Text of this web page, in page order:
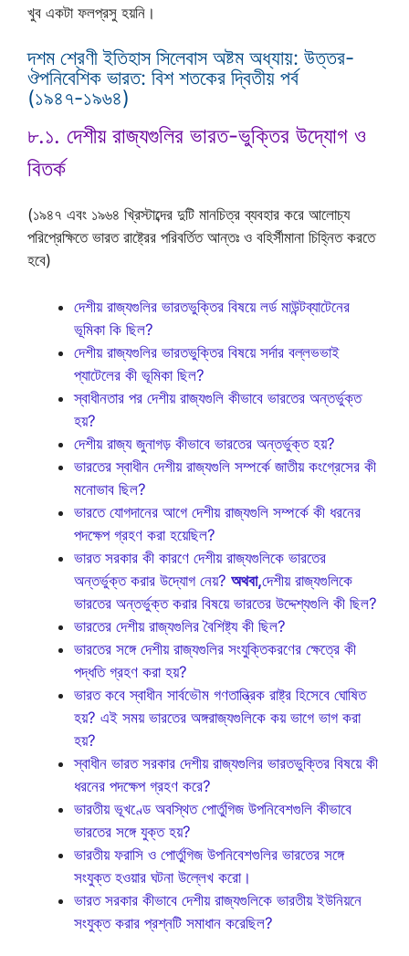
খুব একটা ফলপ্রসু হয়নি।
দশম শ্রেণী ইতিহাস সিলেবাস অষ্টম অধ্যায়: উত্তর-
ঔপনিবেশিক ভারত: বিশ শতকের দ্বিতীয় পর্ব
(১৯৪৭-১৯৬৪)
৮.১. দেশীয় রাজ্যগুলির ভারত-ভুক্তির উদ্যোগ ও
বিতর্ক
(১৯৪৭ এবং ১৯৬৪ খ্রিস্টাব্দের দুটি মানচিত্র ব্যবহার করে আলোচ্য
পরিপ্রেক্ষিতে ভারত রাষ্ট্রের পরিবর্তিত আন্তঃ ও বহির্সীমানা চিহ্নিত করতে
হবে)
দেশীয় রাজ্যগুলির ভারতভুক্তির বিষয়ে লর্ড মাউন্টব্যাটেনের
ভূমিকা কি ছিল?
দেশীয় রাজ্যগুলির ভারতভুক্তির বিষয়ে সর্দার বল্লভভাই
প্যাটেলের কী ভূমিকা ছিল?
স্বাধীনতার পর দেশীয় রাজ্যগুলি কীভাবে ভারতের অন্তর্ভুক্ত
হয়?
দেশীয় রাজ্য জুনাগড় কীভাবে ভারতের অন্তর্ভুক্ত হয়?
ভারতের স্বাধীন দেশীয় রাজ্যগুলি সম্পর্কে জাতীয় কংগ্রেসের কী
মনোভাব ছিল?
ভারতে যোগদানের আগে দেশীয় রাজ্যগুলি সম্পর্কে কী ধরনের
পদক্ষেপ গ্রহণ করা হয়েছিল?
ভারত সরকার কী কারণে দেশীয় রাজ্যগুলিকে ভারতের
অন্তর্ভুক্ত করার উদ্যোগ নেয়? অথবা,দেশীয় রাজ্যগুলিকে
ভারতের অন্তর্ভুক্ত করার বিষয়ে ভারতের উদ্দেশ্যগুলি কী ছিল?
ভারতের দেশীয় রাজ্যগুলির বৈশিষ্ট্য কী ছিল?
ভারতের সঙ্গে দেশীয় রাজ্যগুলির সংযুক্তিকরণের ক্ষেত্রে কী
পদ্ধতি গ্রহণ করা হয়?
ভারত কবে স্বাধীন সার্বভৌম গণতান্ত্রিক রাষ্ট্র হিসেবে ঘোষিত
হয়? এই সময় ভারতের অঙ্গরাজ্যগুলিকে কয় ভাগে ভাগ করা
হয়?
স্বাধীন ভারত সরকার দেশীয় রাজ্যগুলির ভারতভুক্তির বিষয়ে কী
ধরনের পদক্ষেপ গ্রহণ করে?
ভারতীয় ভূখণ্ডে অবস্থিত পোর্তুগিজ উপনিবেশগুলি কীভাবে
ভারতের সঙ্গে যুক্ত হয়?
ভারতীয় ফরাসি ও পোর্তুগিজ উপনিবেশগুলির ভারতের সঙ্গে
সংযুক্ত হওয়ার ঘটনা উল্লেখ করো।
ভারত সরকার কীভাবে দেশীয় রাজ্যগুলিকে ভারতীয় ইউনিয়নে
সংযুক্ত করার প্রশ্নটি সমাধান করেছিল?